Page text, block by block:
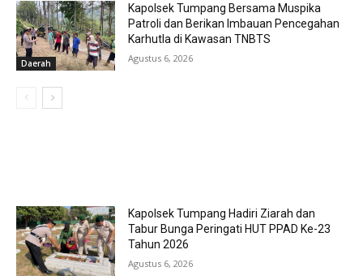
Daerah
Kapolsek Tumpang Bersama Muspika
Patroli dan Berikan Imbauan Pencegahan
Karhutla di Kawasan TNBTS
Agustus 6, 2026
Kapolsek Tumpang Hadiri Ziarah dan
Tabur Bunga Peringati HUT PPAD Ke-23
Tahun 2026
Agustus 6, 2026